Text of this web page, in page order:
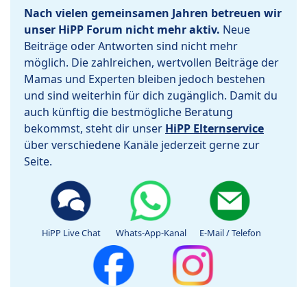
Nach vielen gemeinsamen Jahren betreuen wir
unser HiPP Forum nicht mehr aktiv. Neue
Beiträge oder Antworten sind nicht mehr
möglich. Die zahlreichen, wertvollen Beiträge der
Mamas und Experten bleiben jedoch bestehen
und sind weiterhin für dich zugänglich. Damit du
auch künftig die bestmögliche Beratung
bekommst, steht dir unser HiPP Elternservice
über verschiedene Kanäle jederzeit gerne zur
Seite.
HiPP Live Chat Whats-App-Kanal E-Mail / Telefon